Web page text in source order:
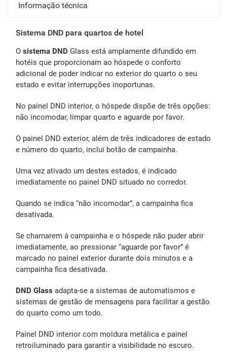
Informação técnica
Sistema DND para quartos de hotel
O sistema DND Glass está amplamente difundido em
hotéis que proporcionam ao hóspede o conforto
adicional de poder indicar no exterior do quarto o seu
estado e evitar interrupções inoportunas.
No painel DND interior, o hóspede dispõe de três opções:
não incomodar, limpar quarto e aguarde por favor.
O painel DND exterior, além de três indicadores de estado
e número do quarto, inclui botão de campainha.
Uma vez ativado um destes estados, é indicado
imediatamente no painel DND situado no corredor.
Quando se indica “não incomodar”, a campainha fica
desativada.
Se chamarem à campainha e o hóspede não puder abrir
imediatamente, ao pressionar “aguarde por favor” é
marcado no painel exterior durante dois minutos e a
campainha fica desativada.
DND Glass adapta-se a sistemas de automatismos e
sistemas de gestão de mensagens para facilitar a gestão
do quarto como um todo.
Painel DND interior com moldura metálica e painel
retroiluminado para garantir a visibilidade no escuro.